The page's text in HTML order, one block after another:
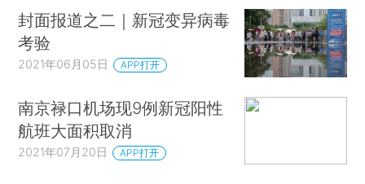
封面报道之二｜新冠变异病毒
考验
2021年06月05日 APP打开
南京禄口机场现9例新冠阳性
航班大面积取消
2021年07月20日 APP打开